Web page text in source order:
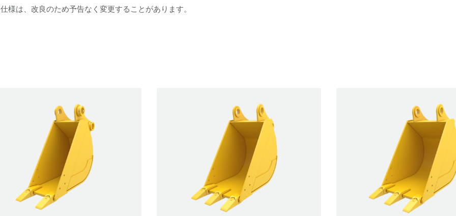
様は、改良のため予告なく変更することがあります。